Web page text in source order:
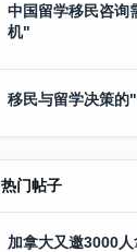
中国留学移民咨
机"
移民与留学决策的
热门帖子
加拿大又邀3000